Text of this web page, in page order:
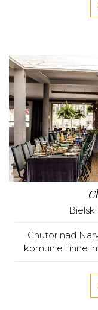
Bielsk
Chutor nad
komunie i inne